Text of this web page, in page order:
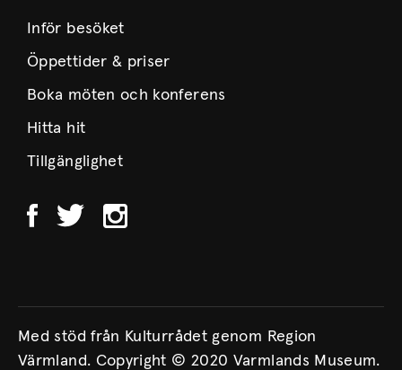
Inför besöket
Öppettider & priser
Boka möten och konferens
Hitta hit
Tillgänglighet
Med stöd från Kulturrådet genom Region
Värmland. Copyright © 2020 Varmlands Museum.